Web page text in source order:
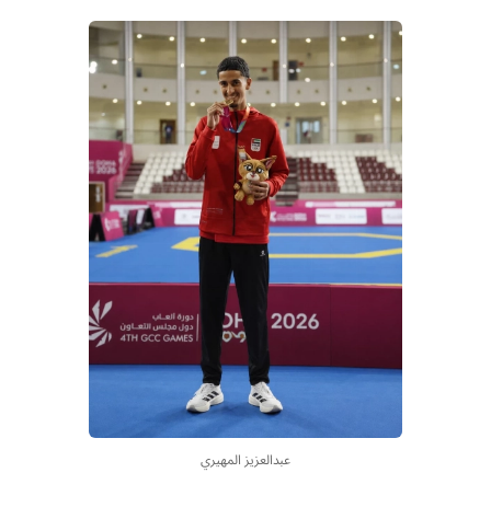
عبدالعزيز المهيري